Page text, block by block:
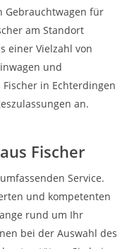
Gebrauchtwagen für
am Standort
einer Vielzahl von
und
in Echterdingen
an.
Fischer
Service.
und kompetenten
rund um Ihr
bei der Auswahl des